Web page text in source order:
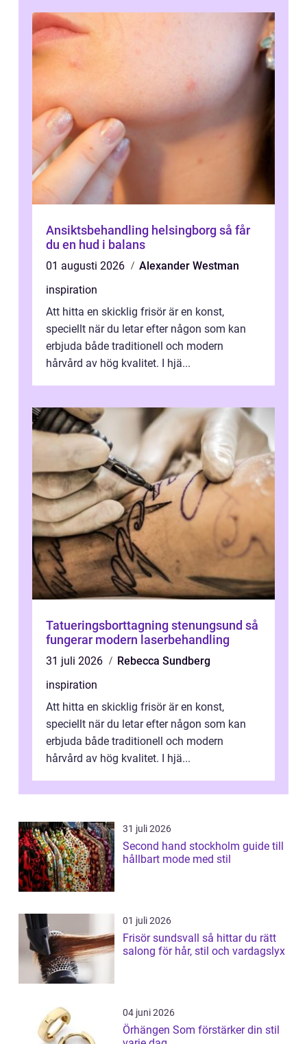
Ansiktsbehandling helsingborg så får
du en hud i balans
01 augusti 2026
Alexander Westman
inspiration
Att hitta en skicklig frisör är en konst,
speciellt när du letar efter någon som kan
erbjuda både traditionell och modern
hårvård av hög kvalitet. I hjä...
Tatueringsborttagning stenungsund så
fungerar modern laserbehandling
31 juli 2026
Rebecca Sundberg
inspiration
Att hitta en skicklig frisör är en konst,
speciellt när du letar efter någon som kan
erbjuda både traditionell och modern
hårvård av hög kvalitet. I hjä...
31 juli 2026
Second hand stockholm guide till
hållbart mode med stil
01 juli 2026
Frisör sundsvall så hittar du rätt
salong för hår, stil och vardagslyx
04 juni 2026
Örhängen Som förstärker din stil